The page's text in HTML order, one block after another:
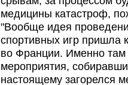
медицины катастроф,
"Вообще идея
спортивных игр пришла
во Франции. Именно
мероприятия,
настоящему загорелся